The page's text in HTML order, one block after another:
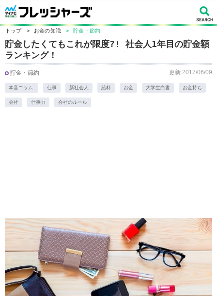
トップ > お金の知識 > 貯金・節約
貯金したくてもこれが限度?! 社会人1年目の貯金額
ランキング！
貯金・節約 更新:2017/06/09
本音コラム. 仕事 新社会人 給料 お金 大学生白書 お金持ち
会社 仕事力 会社のルール